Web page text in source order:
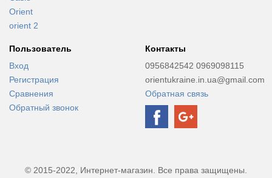
Orient
orient 2
Пользователь
Вход
Регистрация
Сравнения
Обратный звонок
Контакты
0956842542 0969098115
orientukraine.in.ua@gmail.com
Обратная связь
© 2015-2022, Интернет-магазин. Все права защищены.